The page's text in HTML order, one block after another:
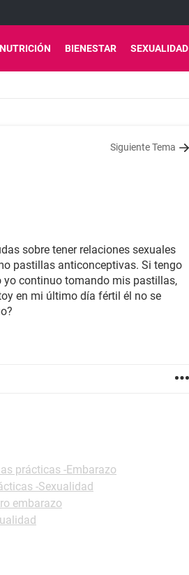
NUTRICIÓN BIENESTAR SEXUALIDAD
Siguiente Tema
sobre tener relaciones sexuales
pastillas anticonceptivas. Si tengo
yo continuo tomando mis pastillas,
en mi último día fértil él no se
prácticas -Embarazo
-Sexualidad
embarazo